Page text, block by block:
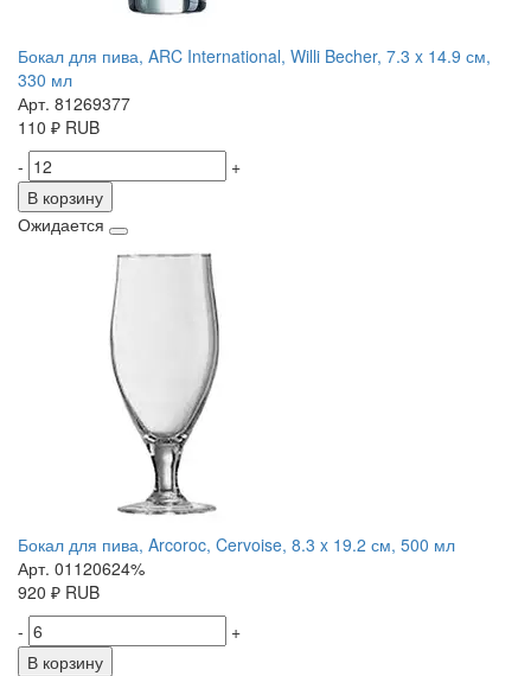
Бокал для пива, ARC International, Willi Becher, 7.3 x 14.9 см,
330 мл
Арт. 81269377
110 ₽ RUB
-
+
В корзину
Ожидается
Бокал для пива, Arcoroc, Cervoise, 8.3 x 19.2 см, 500 мл
Арт. 01120624%
920 ₽ RUB
-
+
В корзину